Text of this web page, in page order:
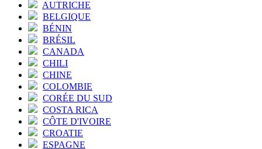
AUTRICHE
BELGIQUE
BÉNIN
BRÉSIL
CANADA
CHILI
CHINE
COLOMBIE
CORÉE DU SUD
COSTA RICA
CÔTE D'IVOIRE
CROATIE
ESPAGNE